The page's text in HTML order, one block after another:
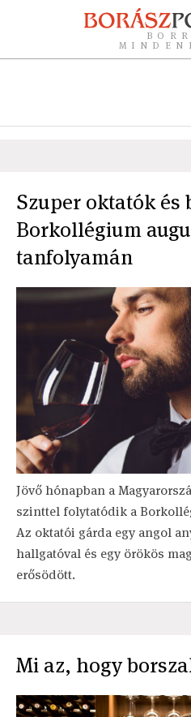
Szuper oktatók és
Borkollégium
tanfolyamán
Jövő hónapban a
szinttel folytatódik a
Az oktatói gárda egy angol
hallgatóval és egy örökös
erősödött.
Mi az, hogy